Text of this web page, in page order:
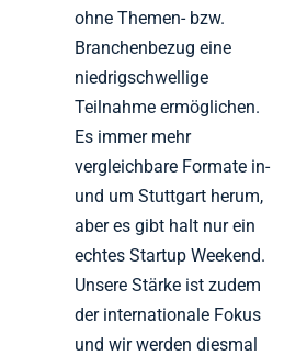
ohne Themen- bzw.
Branchenbezug eine
niedrigschwellige
Teilnahme ermöglichen.
Es immer mehr
vergleichbare Formate in-
und um Stuttgart herum,
aber es gibt halt nur ein
echtes Startup Weekend.
Unsere Stärke ist zudem
der internationale Fokus
und wir werden diesmal